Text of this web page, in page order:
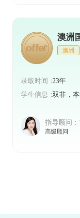
澳洲
澳洲
录取时间：23年
学生信息：双非，
指导顾问：
高级顾问